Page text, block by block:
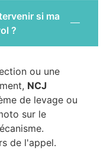
si ma
?
ou une
NCJ
de levage ou
sur le
de l'appel.